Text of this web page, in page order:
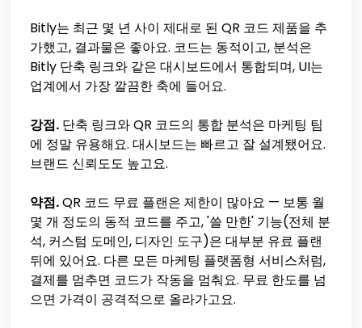
Bitly는 최근 몇 년 사이 제대로 된 QR 코드 제품을 추
가했고, 결과물은 좋아요. 코드는 동적이고, 분석은
Bitly 단축 링크와 같은 대시보드에서 통합되며, UI는
업계에서 가장 깔끔한 축에 들어요.
강점. 단축 링크와 QR 코드의 통합 분석은 마케팅 팀
에 정말 유용해요. 대시보드는 빠르고 잘 설계됐어요.
브랜드 신뢰도도 높고요.
약점.QR 코드 무료 플랜은 제한이 많아요 — 보통 월
몇 개 정도의 동적 코드를 주고, '쓸 만한' 기능(전체 분
석, 커스텀 도메인, 디자인 도구)은 대부분 유료 플랜
뒤에 있어요. 다른 모든 마케팅 플랫폼형 서비스처럼,
결제를 멈추면 코드가 작동을 멈춰요. 무료 한도를 넘
으면 가격이 공격적으로 올라가고요.